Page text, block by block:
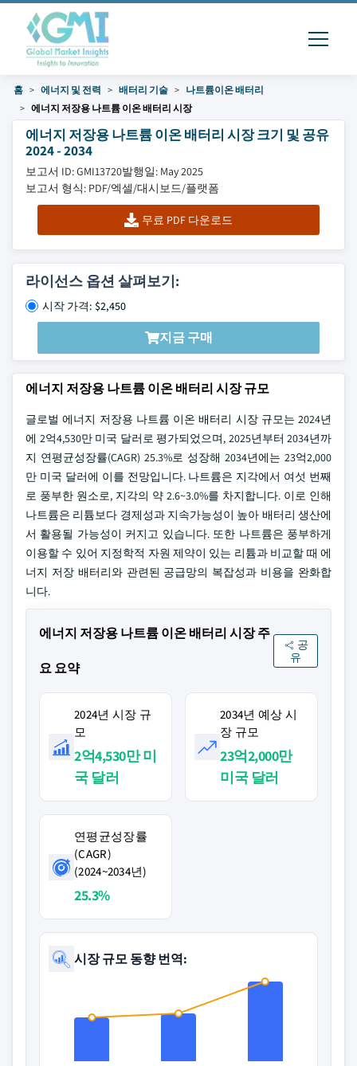
홈 에너지 및 전력 배터리 기술
나트륨이온 배터리
에너지 저장용 나트륨 이온 배터리 시장
에너지 저장용 나트륨 이온 배터리 시장 크기 및 공유
2024 - 2034
보고서 ID: GMI13720발행일: May 2025
보고서 형식: PDF/엑셀/대시보드/플랫폼
무료 PDF 다운로드
라이선스 옵션 살펴보기:
시작 가격: $2,450
지금 구매
에너지 저장용 나트륨 이온 배터리 시장 규모
글로벌 에너지 저장용 나트륨 이온 배터리 시장 규모는 2024년
에 2억4,530만 미국 달러로 평가되었으며, 2025년부터 2034년까
지 연평균성장률(CAGR) 25.3%로 성장해 2034년에는 23억2,000
만 미국 달러에 이를 전망입니다. 나트륨은 지각에서 여섯 번째
로 풍부한 원소로, 지각의 약 2.6~3.0%를 차지합니다. 이로 인해
나트륨은 리튬보다 경제성과 지속가능성이 높아 배터리 생산에
서 활용될 가능성이 커지고 있습니다. 또한 나트륨은 풍부하게
이용할 수 있어 지정학적 자원 제약이 있는 리튬과 비교할 때 에
너지 저장 배터리와 관련된 공급망의 복잡성과 비용을 완화합
니다.
에너지 저장용 나트륨 이온 배터리 시장 주
요 요약
공
유
2024년 시장 규
모
2억4,530만 미
국 달러
2034년 예상 시
장 규모
23억2,000만
미국 달러
연평균성장률
(CAGR)
(2024~2034년)
25.3%
시장 규모 동향 번역: